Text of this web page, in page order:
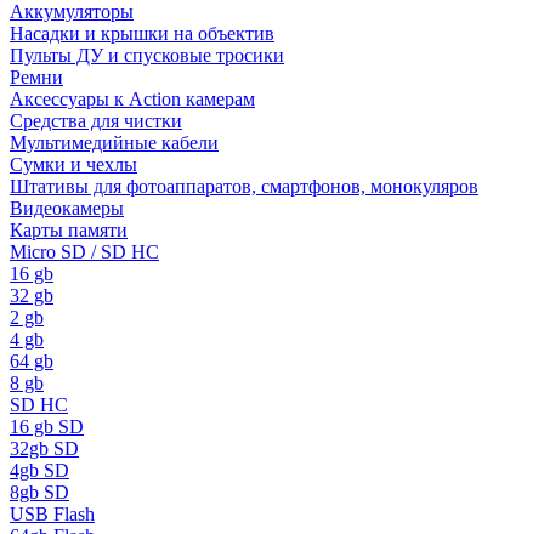
Аккумуляторы
Насадки и крышки на объектив
Пульты ДУ и спусковые тросики
Ремни
Аксессуары к Action камерам
Средства для чистки
Мультимедийные кабели
Сумки и чехлы
Штативы для фотоаппаратов, смартфонов, монокуляров
Видеокамеры
Карты памяти
Micro SD / SD HC
16 gb
32 gb
2 gb
4 gb
64 gb
8 gb
SD HC
16 gb SD
32gb SD
4gb SD
8gb SD
USB Flash